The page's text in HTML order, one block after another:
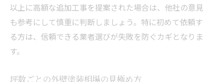
以上に高額な追加工事を提案された場合は、他社の意見
も参考にして慎重に判断しましょう。特に初めて依頼す
る方は、信頼できる業者選びが失敗を防ぐカギとなりま
す。
坪数ごとの外壁塗装相場の見極め方